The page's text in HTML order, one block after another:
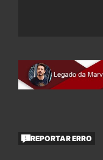
REPORTAR ERRO